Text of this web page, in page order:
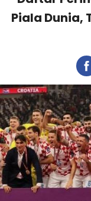
Piala Dunia,